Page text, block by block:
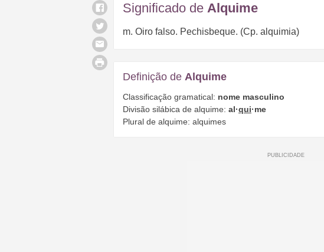
Significado de Alquime
m. Oiro falso. Pechisbeque. (Cp. alquimia)
Definição de Alquime
Classificação gramatical: nome masculino
Divisão silábica de alquime: al·qui·me
Plural de alquime: alquimes